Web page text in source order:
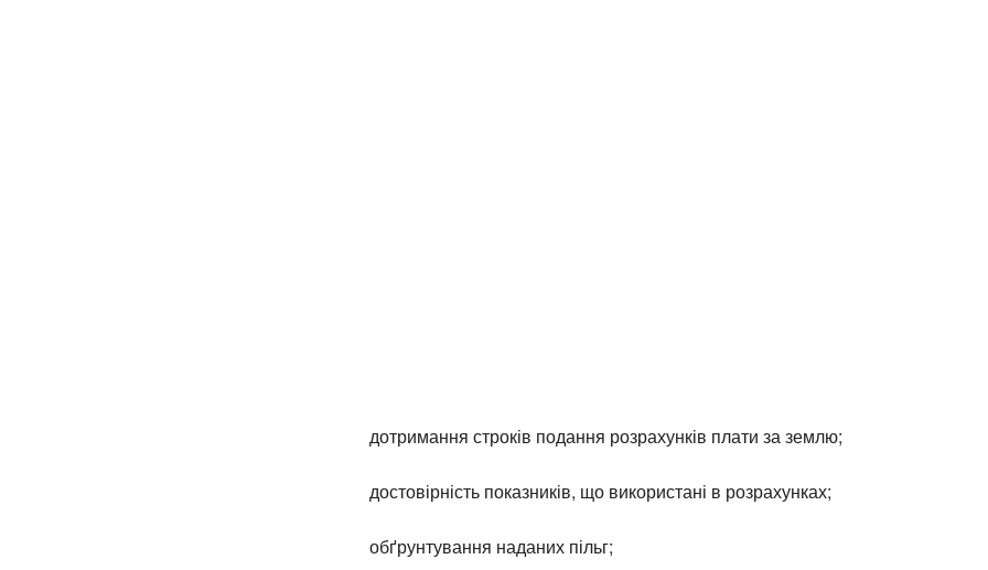
дотримання строків подання розрахунків плати за землю;
достовірність показників, що використані в розрахунках;
обґрунтування наданих пільг;